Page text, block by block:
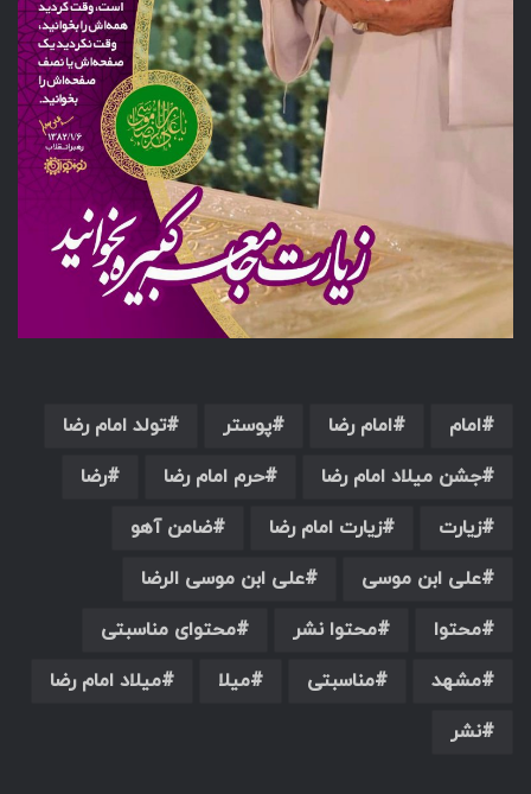
امام امام رضا پوستر
تولد امام رضا
جشن میلاد امام رضا
حرم امام رضا
رضا
زیارت
زیارت امام رضا
ضامن آهو
علی ابن موسی
علی ابن موسی الرضا
محتوا
محتوا نشر
محتوای مناسبتی
مشهد
مناسبتی میلا
میلاد امام رضا
نشر